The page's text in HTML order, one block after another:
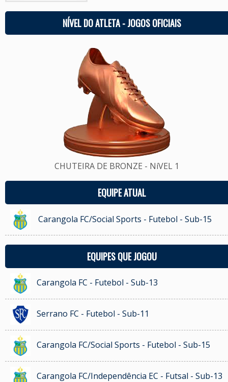
NÍVEL DO ATLETA - JOGOS OFICIAIS
CHUTEIRA DE BRONZE - NíVEL 1
EQUIPE ATUAL
Carangola FC/Social Sports - Futebol - Sub-15
EQUIPES QUE JOGOU
Carangola FC - Futebol - Sub-13
Serrano FC - Futebol - Sub-11
Carangola FC/Social Sports - Futebol - Sub-15
Carangola FC/Independência EC - Futsal - Sub-13